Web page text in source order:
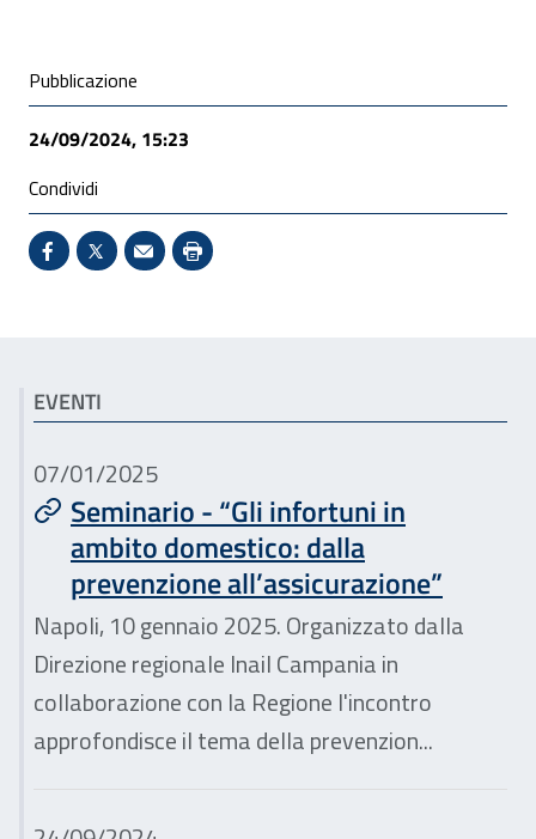
Condivisione social
Pubblicazione
24/09/2024, 15:23
Condividi
Condividi su Facebook - Sito esterno - Apertura in
X - Sito esterno - Apertura in nuova finestra
Invio Mail: apre il programma di posta
Stampa pagina: scelta meno
Articoli correlati
EVENTI
07/01/2025
Seminario - “Gli infortuni in
ambito domestico: dalla
prevenzione all’assicurazione”
Napoli, 10 gennaio 2025. Organizzato dalla
Direzione regionale Inail Campania in
collaborazione con la Regione l'incontro
approfondisce il tema della prevenzion...